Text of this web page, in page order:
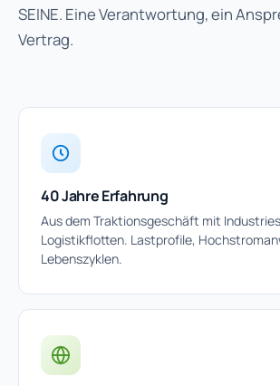
SEINE. Eine Verantwortung, ein
Vertrag.
40 Jahre Erfahrung
Aus dem Traktionsgeschäft mit
Logistikflotten. Lastprofile,
Lebenszyklen.